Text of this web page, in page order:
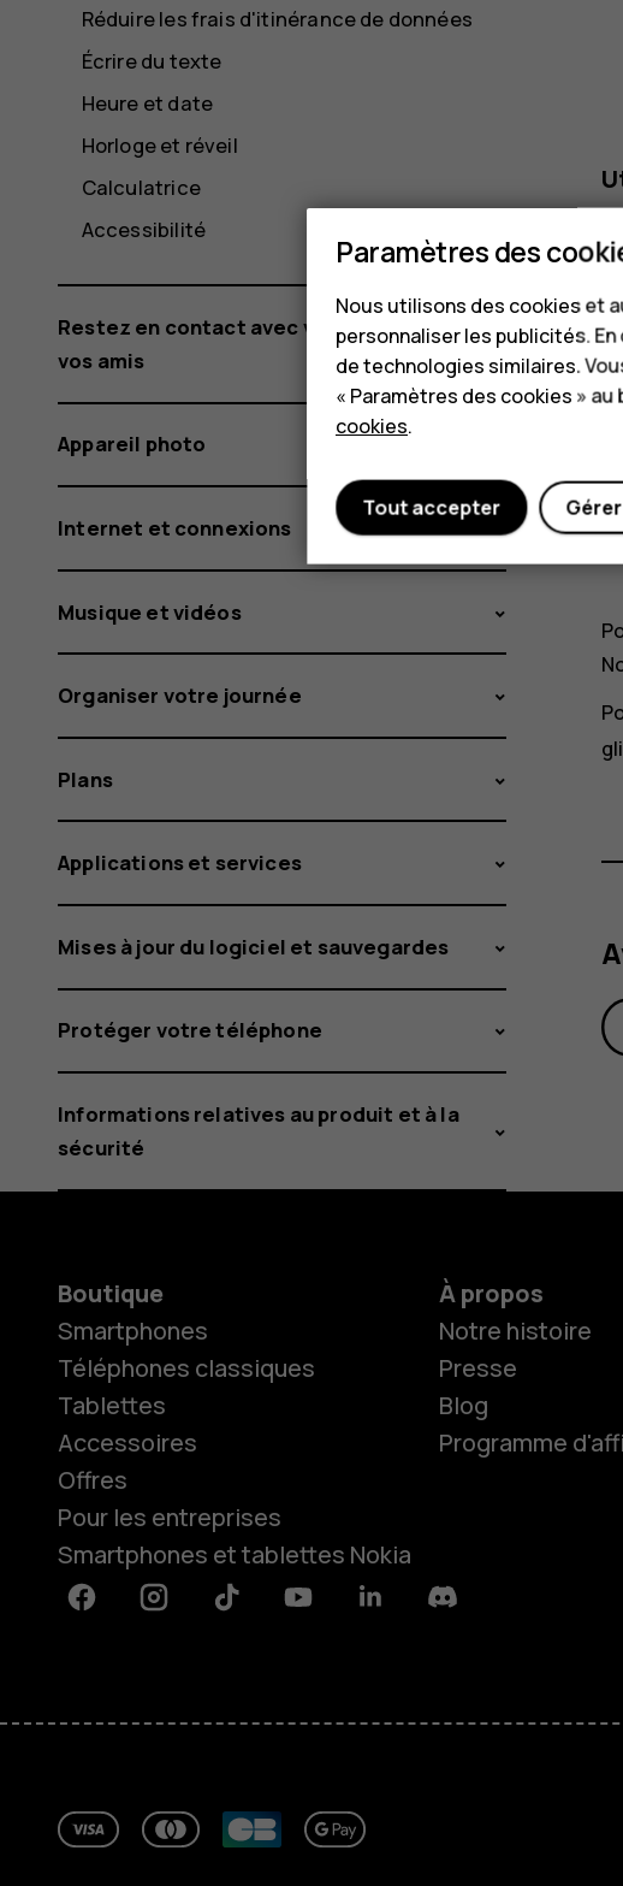
À propos
Réduire les frais d'itinérance de données
Écrire du texte
Heure et date
Horloge et réveil
Calculatrice
Accessibilité
Restez en contact avec votre famille et
vos amis
Appareil photo
Internet et connexions
Musique et vidéos
Organiser votre journée
Plans
Applications et services
Mises à jour du logiciel et sauvegardes
Protéger votre téléphone
Informations relatives au produit et à la
sécurité
Boutique
Smartphones
Téléphones classiques
Tablettes
Accessoires
Offres
Pour les entreprises
Smartphones et tablettes Nokia
À propos
Notre histoire
Presse
Blog
Programme
FacebookInstagramTiktok YoutubeLinkedinDiscord
Paramètres des
Nous utilisons des cookies et
personnaliser les publicités.
de technologies similaires.
« Paramètres des cookies »
cookies.
Tout accepter